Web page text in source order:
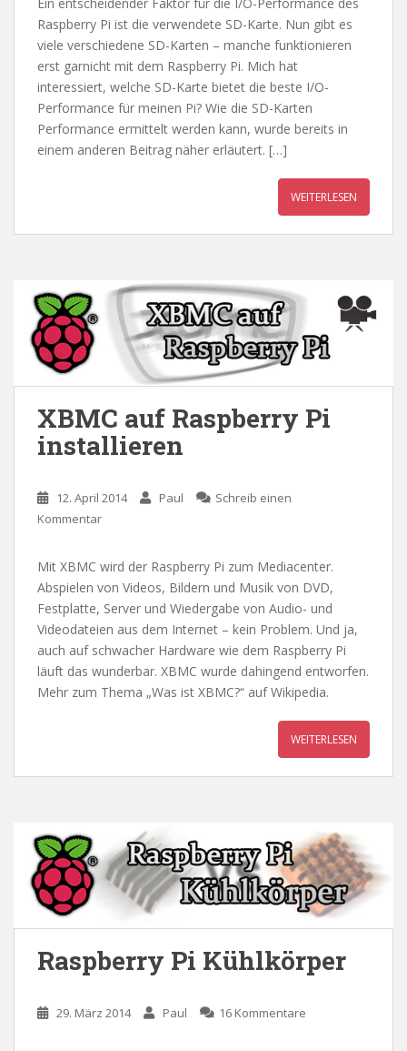
Raspberry Pi ist die verwendete SD-Karte. Nun gibt es
viele verschiedene SD-Karten – manche funktionieren
erst garnicht mit dem Raspberry Pi. Mich hat
interessiert, welche SD-Karte bietet die beste I/O-
Performance für meinen Pi? Wie die SD-Karten
Performance ermittelt werden kann, wurde bereits in
einem anderen Beitrag näher erläutert. […]
WEITERLESEN
XBMC auf Raspberry Pi
installieren
12. April 2014 Paul
Schreib einen
Kommentar
Mit XBMC wird der Raspberry Pi zum Mediacenter.
Abspielen von Videos, Bildern und Musik von DVD,
Festplatte, Server und Wiedergabe von Audio- und
Videodateien aus dem Internet – kein Problem. Und ja,
auch auf schwacher Hardware wie dem Raspberry Pi
läuft das wunderbar. XBMC wurde dahingend entworfen.
Mehr zum Thema „Was ist XBMC?“ auf Wikipedia.
WEITERLESEN
Raspberry Pi Kühlkörper
29. März 2014 Paul 16 Kommentare